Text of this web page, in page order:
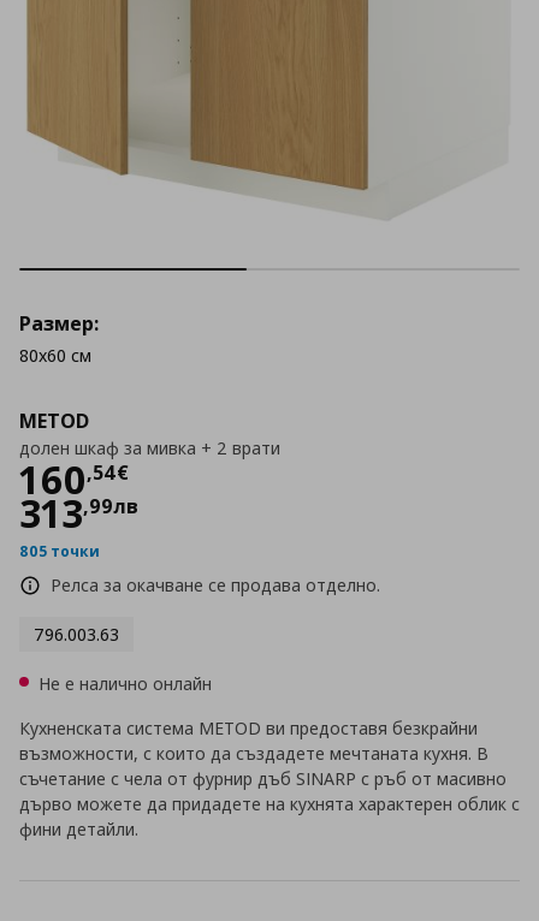
METOD
долен шкаф за мивка + 2 врати
160,54€
Цена160,54 €
313,99лв
805 точки
Релса за окачване се продава отделно.
796.003.63
Размер:
80x60 см
Не е налично онлайн
Кухненската система METOD ви предоставя безкрайни
възможности, с които да създадете мечтаната кухня. В
съчетание с чела от фурнир дъб SINARP с ръб от масивно
дърво можете да придадете на кухнята характерен облик с
фини детайли.